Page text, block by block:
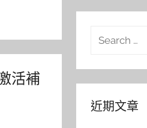
活補
Search
近期文章